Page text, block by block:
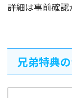
詳細は事前確認
兄弟特典